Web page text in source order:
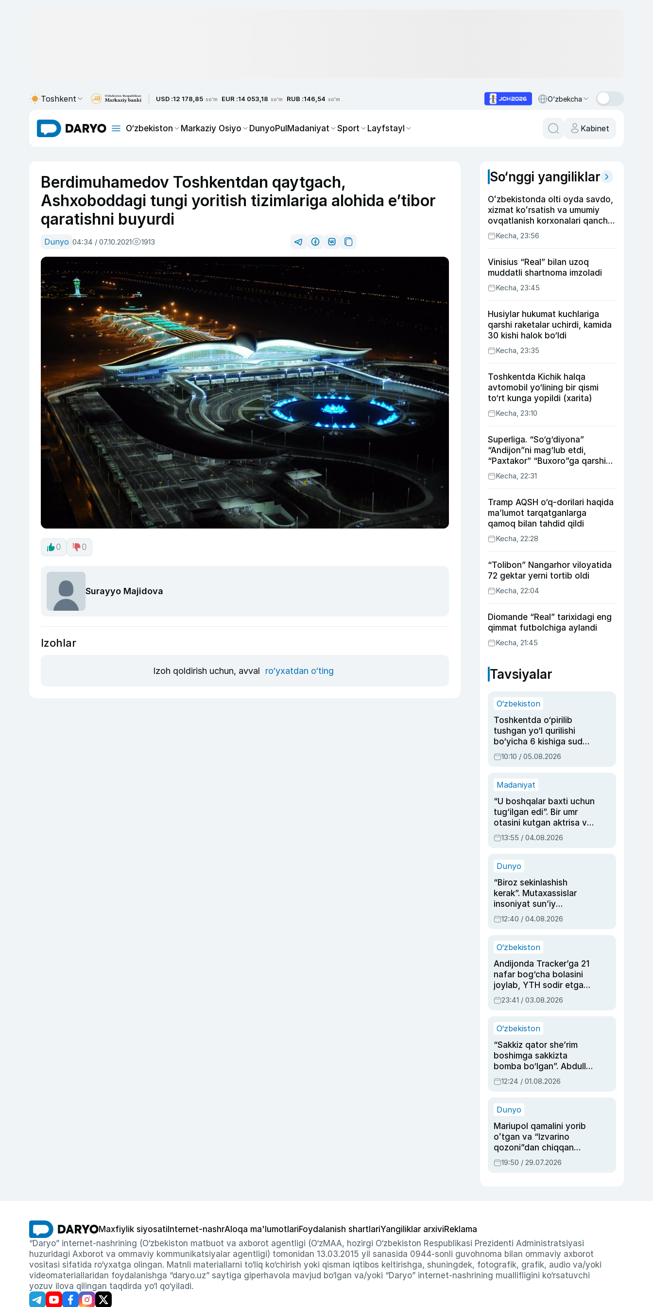
Toshkent USD :12 178,85 so'm EUR :14 053,18 so'm RUB :146,54 so'm O‘zbekcha
O‘zbekiston Markaziy Osiyo DunyoPulMadaniyat Sport Layfstayl Kabinet
Berdimuhamedov Toshkentdan qaytgach,
Ashxoboddagi tungi yoritish tizimlariga alohida e’tibor
qaratishni buyurdi
Dunyo 04:34 / 07.10.2021 1913
0 0
Surayyo Majidova
Izohlar
Izoh qoldirish uchun, avval ro‘yxatdan o‘ting
So‘nggi yangiliklar
Oʻzbekistonda olti oyda savdo,
xizmat koʻrsatish va umumiy
ovqatlanish korxonalari qancha
soliq toʻlagani ochiqlandi
Kecha, 23:56
Vinisius “Real” bilan uzoq
muddatli shartnoma imzoladi
Kecha, 23:45
Husiylar hukumat kuchlariga
qarshi raketalar uchirdi, kamida
30 kishi halok bo‘ldi
Kecha, 23:35
Toshkentda Kichik halqa
avtomobil yo‘lining bir qismi
to‘rt kunga yopildi (xarita)
Kecha, 23:10
Superliga. “So‘g‘diyona”
“Andijon”ni mag‘lub etdi,
“Paxtakor” “Buxoro”ga qarshi
bahsda g‘alabani qo‘ldan
chiqardi
Kecha, 22:31
Tramp AQSH o‘q-dorilari haqida
ma’lumot tarqatganlarga
qamoq bilan tahdid qildi
Kecha, 22:28
“Tolibon” Nangarhor viloyatida
72 gektar yerni tortib oldi
Kecha, 22:04
Diomande “Real” tarixidagi eng
qimmat futbolchiga aylandi
Kecha, 21:45
Tavsiyalar
O‘zbekiston
Toshkentda o‘pirilib
tushgan yo‘l qurilishi
bo‘yicha 6 kishiga sud
hukmi o‘qildi
10:10 / 05.08.2026
Madaniyat
“U boshqalar baxti uchun
tug‘ilgan edi”. Bir umr
otasini kutgan aktrisa va
dublyaj ustasi Rimma
Ahmedovaning
13:55 / 04.08.2026
Dunyo
“Biroz sekinlashish
kerak”. Mutaxassislar
insoniyat sun’iy
intellektni boshqara
olmay qolishidan xavotir
12:40 / 04.08.2026
O‘zbekiston
Andijonda Tracker’ga 21
nafar bog‘cha bolasini
joylab, YTH sodir etgan
ayolga sud hukmi o‘qildi
23:41 / 03.08.2026
O‘zbekiston
“Sakkiz qator she’rim
boshimga sakkizta
bomba bo‘lgan”. Abdulla
Oripovni siyosiy
ayblovlardan asrab
12:24 / 01.08.2026
Dunyo
Mariupol qamalini yorib
oʻtgan va “Izvarino
qozoni”dan chiqqan
qahramon — Ukraina
armiyasi bosh
19:50 / 29.07.2026
Maxfiylik siyosati Internet-nashrAloqa ma'lumotlariFoydalanish shartlariYangiliklar arxiviReklama
“Daryo” internet-nashrining (O‘zbekiston matbuot va axborot agentligi (O‘zMAA, hozirgi O‘zbekiston Respublikasi Prezidenti Administratsiyasi
huzuridagi Axborot va ommaviy kommunikatsiyalar agentligi) tomonidan 13.03.2015 yil sanasida 0944-sonli guvohnoma bilan ommaviy axborot
vositasi sifatida ro‘yxatga olingan. Matnli materiallarni to‘liq ko‘chirish yoki qisman iqtibos keltirishga, shuningdek, fotografik, grafik, audio va/yoki
videomateriallaridan foydalanishga “daryo.uz” saytiga giperhavola mavjud bo‘lgan va/yoki “Daryo” internet-nashrining muallifligini ko‘rsatuvchi
yozuv ilova qilingan taqdirda yo‘l qo‘yiladi.